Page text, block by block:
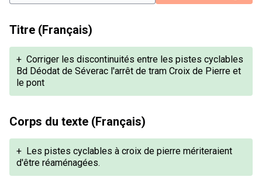
Titre (Français)
+ Corriger les discontinuités entre les pistes cyclables
Bd Déodat de Séverac l'arrêt de tram Croix de Pierre et
le pont
Corps du texte (Français)
+ Les pistes cyclables à croix de pierre mériteraient
d'être réaménagées.